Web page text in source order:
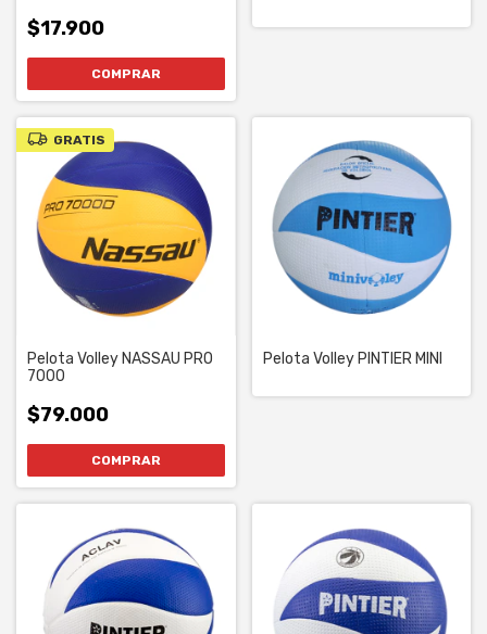
$17.900
GRATIS
Pelota Volley NASSAU PRO
7000
$79.000
Pelota Volley PINTIER MINI